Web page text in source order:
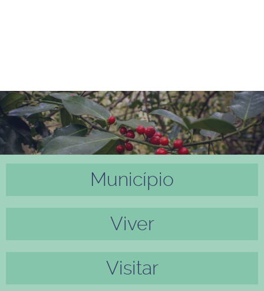
Município
Viver
Visitar